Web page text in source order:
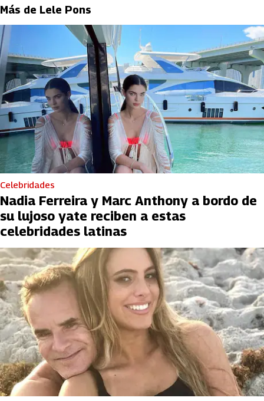
Más de Lele Pons
Celebridades
Nadia Ferreira y Marc Anthony a bordo de
su lujoso yate reciben a estas
celebridades latinas